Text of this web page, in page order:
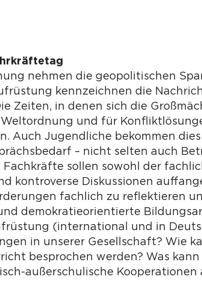
nehmen die geopolitischen
kennzeichnen die
Zeiten, in denen sich die
und für
Auch Jugendliche bekommen
– nicht selten auch
Fachkräfte sollen sowohl der
kontroverse Diskussionen
fachlich zu reflektieren
demokratieorientierte
(international und in
in unserer Gesellschaft? Wie
besprochen werden? Was
außerschulische Kooperationen